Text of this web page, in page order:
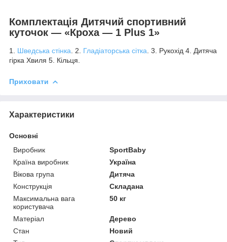
Комплектація Дитячий спортивний
куточок — «Кроха — 1 Plus 1»
1. Шведська стінка . 2. Гладіаторська сітка . 3. Рукохід 4. Дитяча
гірка Хвиля 5. Кільця.
Приховати
Характеристики
Основні
Виробник
SportBaby
Країна виробник
Україна
Вікова група
Дитяча
Конструкція
Складана
Максимальна вага
користувача
50 кг
Матеріал
Дерево
Стан
Новий